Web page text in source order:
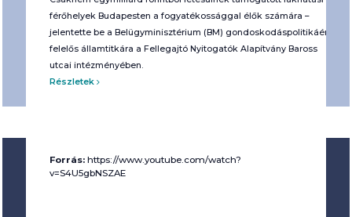
férőhelyek Budapesten a fogyatékossággal élők számára –
jelentette be a Belügyminisztérium (BM) gondoskodáspolitikáért
felelős államtitkára a Fellegajtó Nyitogatók Alapítvány Baross
utcai intézményében.
Részletek
Forrás: https://www.youtube.com/watch?
v=S4U5gbNSZAE